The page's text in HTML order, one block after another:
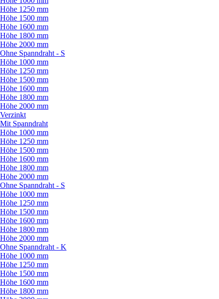
Höhe 1250 mm
Höhe 1500 mm
Höhe 1600 mm
Höhe 1800 mm
Höhe 2000 mm
Ohne Spanndraht - S
Höhe 1000 mm
Höhe 1250 mm
Höhe 1500 mm
Höhe 1600 mm
Höhe 1800 mm
Höhe 2000 mm
Verzinkt
Mit Spanndraht
Höhe 1000 mm
Höhe 1250 mm
Höhe 1500 mm
Höhe 1600 mm
Höhe 1800 mm
Höhe 2000 mm
Ohne Spanndraht - S
Höhe 1000 mm
Höhe 1250 mm
Höhe 1500 mm
Höhe 1600 mm
Höhe 1800 mm
Höhe 2000 mm
Ohne Spanndraht - K
Höhe 1000 mm
Höhe 1250 mm
Höhe 1500 mm
Höhe 1600 mm
Höhe 1800 mm